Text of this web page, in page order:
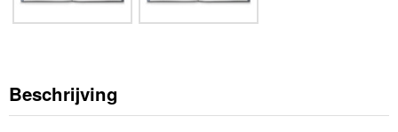
Beschrijving